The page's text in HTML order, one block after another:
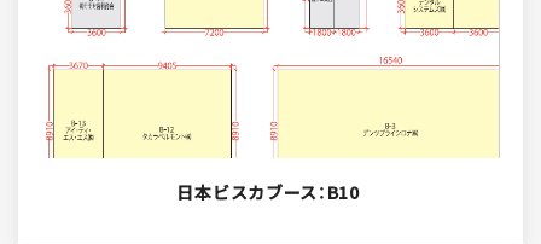
日本ビスカブース：B10